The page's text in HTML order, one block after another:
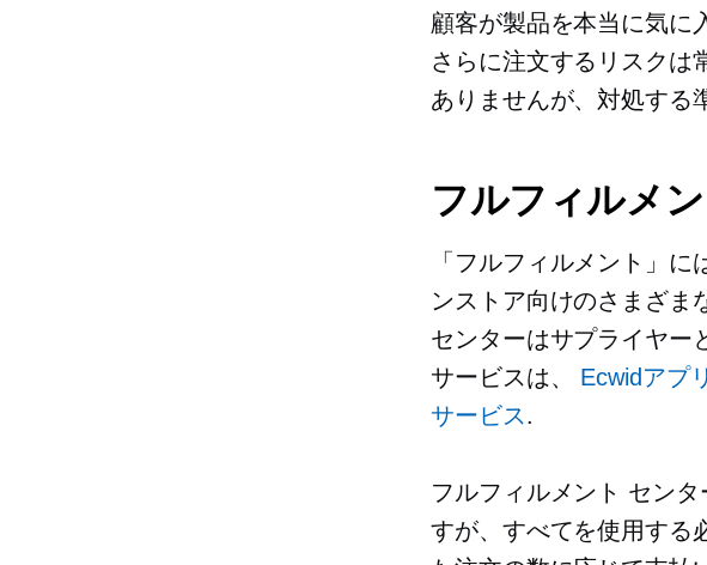
顧客が製品を本当に気に
さらに注文するリスクは
ありませんが、対処する
フルフィルメ
「フルフィルメント」
ンストア向けのさまざま
センターはサプライヤー
サービスは、 Ecwidアプ
サービス.
フルフィルメント セン
すが、すべてを使用する